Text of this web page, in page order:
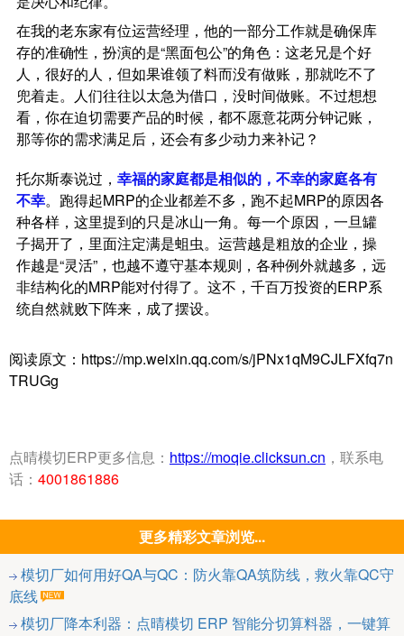
在我的老东家有位运营经理，他的一部分工作就是确保库
存的准确性，扮演的是“黑面包公”的角色：这老兄是个好
人，很好的人，但如果谁领了料而没有做账，那就吃不了
兜着走。人们往往以太急为借口，没时间做账。不过想想
看，你在迫切需要产品的时候，都不愿意花两分钟记账，
那等你的需求满足后，还会有多少动力来补记？
托尔斯泰说过， 幸福的家庭都是相似的，不幸的家庭各有
不幸。跑得起MRP的企业都差不多，跑不起MRP的原因各
种各样，这里提到的只是冰山一角。每一个原因，一旦罐
子揭开了，里面注定满是蛆虫。运营越是粗放的企业，操
作越是“灵活”，也越不遵守基本规则，各种例外就越多，远
非结构化的MRP能对付得了。这不，千百万投资的ERP系
统自然就败下阵来，成了摆设。
阅读原文：https://mp.weixin.qq.com/s/jPNx1qM9CJLFXfq7n
TRUGg
点晴模切ERP更多信息： https://moqie.clicksun.cn ，联系电
话： 4001861886
更多精彩文章浏览...
模切厂如何用好QA与QC：防火靠QA筑防线，救火靠QC守
底线
模切厂降本利器：点晴模切 ERP 智能分切算料器，一键算